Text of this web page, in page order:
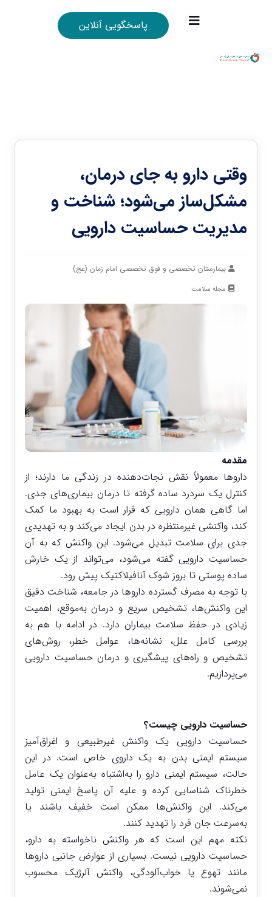
پاسخگویی آنلاین
وقتی دارو به جای درمان،
مشکل‌ساز می‌شود؛ شناخت و
مدیریت حساسیت دارویی
بیمارستان تخصصی و فوق تخصصی امام زمان (عج)
مجله سلامت
مقدمه
داروها معمولاً نقش نجات‌دهنده در زندگی ما دارند؛ از
کنترل یک سردرد ساده گرفته تا درمان بیماری‌های جدی.
اما گاهی همان دارویی که قرار است به بهبود ما کمک
کند، واکنشی غیرمنتظره در بدن ایجاد می‌کند و به تهدیدی
جدی برای سلامت تبدیل می‌شود. این واکنش که به آن
حساسیت دارویی گفته می‌شود، می‌تواند از یک خارش
ساده پوستی تا بروز شوک آنافیلاکتیک پیش رود.
با توجه به مصرف گسترده داروها در جامعه، شناخت دقیق
این واکنش‌ها، تشخیص سریع و درمان به‌موقع، اهمیت
زیادی در حفظ سلامت بیماران دارد. در ادامه با هم به
بررسی کامل علل، نشانه‌ها، عوامل خطر، روش‌های
تشخیص و راه‌های پیشگیری و درمان حساسیت دارویی
می‌پردازیم.
حساسیت دارویی چیست؟
حساسیت دارویی یک واکنش غیرطبیعی و اغراق‌آمیز
سیستم ایمنی بدن به یک داروی خاص است. در این
حالت، سیستم ایمنی دارو را به‌اشتباه به‌عنوان یک عامل
خطرناک شناسایی کرده و علیه آن پاسخ ایمنی تولید
می‌کند. این واکنش‌ها ممکن است خفیف باشند یا
به‌سرعت جان فرد را تهدید کنند.
نکته مهم این است که هر واکنش ناخواسته به دارو،
حساسیت دارویی نیست. بسیاری از عوارض جانبی داروها
مانند تهوع یا خواب‌آلودگی، واکنش آلرژیک محسوب
نمی‌شوند.